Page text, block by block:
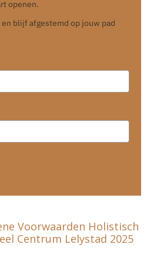
openen.
en blijf afgestemd op jouw pad
Voorwaarden Holistisch
Centrum Lelystad 2025